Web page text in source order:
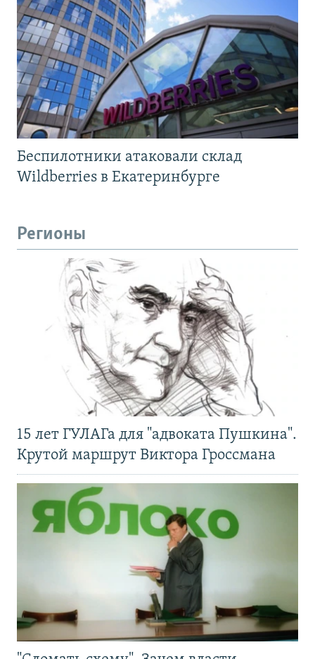
Беспилотники атаковали склад
Wildberries в Екатеринбурге
Регионы
15 лет ГУЛАГа для "адвоката Пушкина".
Крутой маршрут Виктора Гроссмана